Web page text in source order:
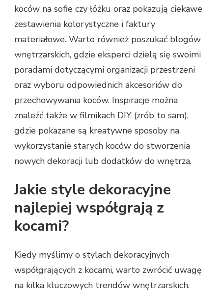
koców na sofie czy łóżku oraz pokazują ciekawe
zestawienia kolorystyczne i faktury
materiałowe. Warto również poszukać blogów
wnętrzarskich, gdzie eksperci dzielą się swoimi
poradami dotyczącymi organizacji przestrzeni
oraz wyboru odpowiednich akcesoriów do
przechowywania koców. Inspiracje można
znaleźć także w filmikach DIY (zrób to sam),
gdzie pokazane są kreatywne sposoby na
wykorzystanie starych koców do stworzenia
nowych dekoracji lub dodatków do wnętrza.
Jakie style dekoracyjne
najlepiej współgrają z
kocami?
Kiedy myślimy o stylach dekoracyjnych
współgrających z kocami, warto zwrócić uwagę
na kilka kluczowych trendów wnętrzarskich.